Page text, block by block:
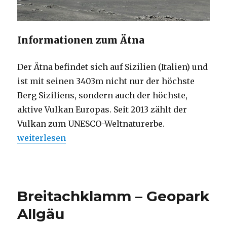
Informationen zum Ätna
Der Ätna befindet sich auf Sizilien (Italien) und
ist mit seinen 3403m nicht nur der höchste
Berg Siziliens, sondern auch der höchste,
aktive Vulkan Europas. Seit 2013 zählt der
Vulkan zum UNESCO-Weltnaturerbe.
„Ätna auf Sizilien“
weiterlesen
Breitachklamm – Geopark
Allgäu